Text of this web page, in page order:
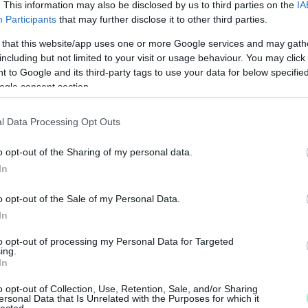
This information may also be disclosed by us to third parties on the
Participants that may further disclose it to other third parties.
that this website/app uses one or more Google services and may
but not limited to your visit or usage behaviour. You may
to Google and its third-party tags to use your data for below
consent section.
Data Processing Opt Outs
opt-out of the Sharing of my personal data.
opt-out of the Sale of my Personal Data.
opt-out of processing my Personal Data for Targeted
opt-out of Collection, Use, Retention, Sale, and/or Sharing
Data that Is Unrelated with the Purposes for which it
akkor fog működni, ha tömegesen bővítjük a
gyerekek iskolába vitele, barátokkal való
egészségesebb világ, mint az a világ,
lehetne „Ausztria tesztbajnoka“.
tesztelni lehet, az „olyan, mint egy hullámtörő
Burgenlandban több tünetmentes eset
a tartományfőnök szerint. A
egy gyógyszer kutatásba.
hanem a realitás megmondása"